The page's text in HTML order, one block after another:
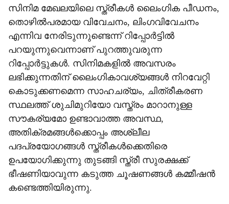
സിനിമ മേഖലയിലെ സ്ത്രീകള്‍ ലൈംഗിക പീഡനം,
തൊഴില്‍പരമായ വിവേചനം, ലിംഗവിവേചനം
എന്നിവ നേരിടുന്നുണ്ടെന്ന് റിപ്പോര്‍ട്ടില്‍
പറയുന്നുവെന്നാണ് പുറത്തുവരുന്ന
റിപ്പോര്‍ട്ടുകള്‍. സിനിമകളില്‍ അവസരം
ലഭിക്കുന്നതിന് ലൈംഗികാവശ്യങ്ങള്‍ നിറവേറ്റി
കൊടുക്കണമെന്ന സാഹചര്യം, ചിത്രീകരണ
സ്ഥലത്ത് ശുചിമുറിയോ വസ്ത്രം മാറാനുള്ള
സൗകര്യമോ ഉണ്ടാവാത്ത അവസ്ഥ,
അതിക്രമങ്ങള്‍ക്കൊപ്പം അശ്ലീല
പദപ്രയോഗങ്ങള്‍ സ്ത്രീകള്‍ക്കെതിരെ
ഉപയോഗിക്കുന്നു തുടങ്ങി സ്ത്രീ സുരക്ഷക്ക്
ഭീഷണിയാവുന്ന കടുത്ത ചൂഷണങ്ങള്‍ കമ്മീഷന്‍
കണ്ടെത്തിയിരുന്നു.